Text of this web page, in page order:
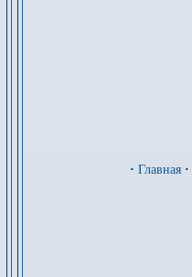
· Главная ·